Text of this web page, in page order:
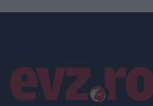
Linkuri utile